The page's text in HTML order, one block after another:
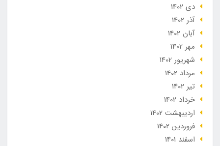
دی 1402
آذر 1402
آبان 1402
مهر 1402
شهریور 1402
مرداد 1402
تير 1402
خرداد 1402
ارديبهشت 1402
فروردین 1402
اسفند 1401